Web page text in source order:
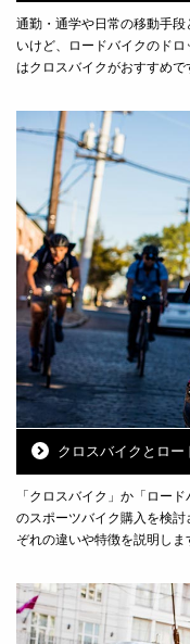
通勤・通学や日常の移動手
いけど、ロードバイクのド
はクロスバイクがおすすめで
クロスバイクとロー
「クロスバイク」か「ロー
のスポーツバイク購入を検
ぞれの違いや特徴を説明しま